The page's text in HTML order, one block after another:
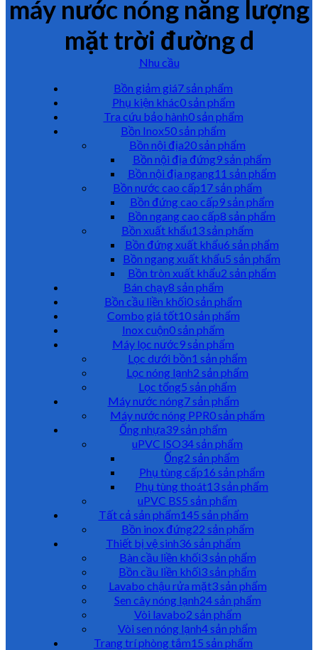
máy nước nóng năng lượng
mặt trời đường d
Nhu cầu
Bồn giảm giá7 sản phẩm
Phụ kiện khác0 sản phẩm
Tra cứu bảo hành0 sản phẩm
Bồn Inox50 sản phẩm
Bồn nội địa20 sản phẩm
Bồn nội địa đứng9 sản phẩm
Bồn nội địa ngang11 sản phẩm
Bồn nước cao cấp17 sản phẩm
Bồn đứng cao cấp9 sản phẩm
Bồn ngang cao cấp8 sản phẩm
Bồn xuất khẩu13 sản phẩm
Bồn đứng xuất khẩu6 sản phẩm
Bồn ngang xuất khẩu5 sản phẩm
Bồn tròn xuất khẩu2 sản phẩm
Bán chạy8 sản phẩm
Bồn cầu liền khối0 sản phẩm
Combo giá tốt10 sản phẩm
Inox cuộn0 sản phẩm
Máy lọc nước9 sản phẩm
Lọc dưới bồn1 sản phẩm
Lọc nóng lạnh2 sản phẩm
Lọc tổng5 sản phẩm
Máy nước nóng7 sản phẩm
Máy nước nóng PPR0 sản phẩm
Ống nhựa39 sản phẩm
uPVC ISO34 sản phẩm
Ống2 sản phẩm
Phụ tùng cấp16 sản phẩm
Phụ tùng thoát13 sản phẩm
uPVC BS5 sản phẩm
Tất cả sản phẩm145 sản phẩm
Bồn inox đứng22 sản phẩm
Thiết bị vệ sinh36 sản phẩm
Bàn cầu liền khối3 sản phẩm
Bồn cầu liền khối3 sản phẩm
Lavabo chậu rửa mặt3 sản phẩm
Sen cây nóng lạnh24 sản phẩm
Vòi lavabo2 sản phẩm
Vòi sen nóng lạnh4 sản phẩm
Trang trí phòng tắm15 sản phẩm